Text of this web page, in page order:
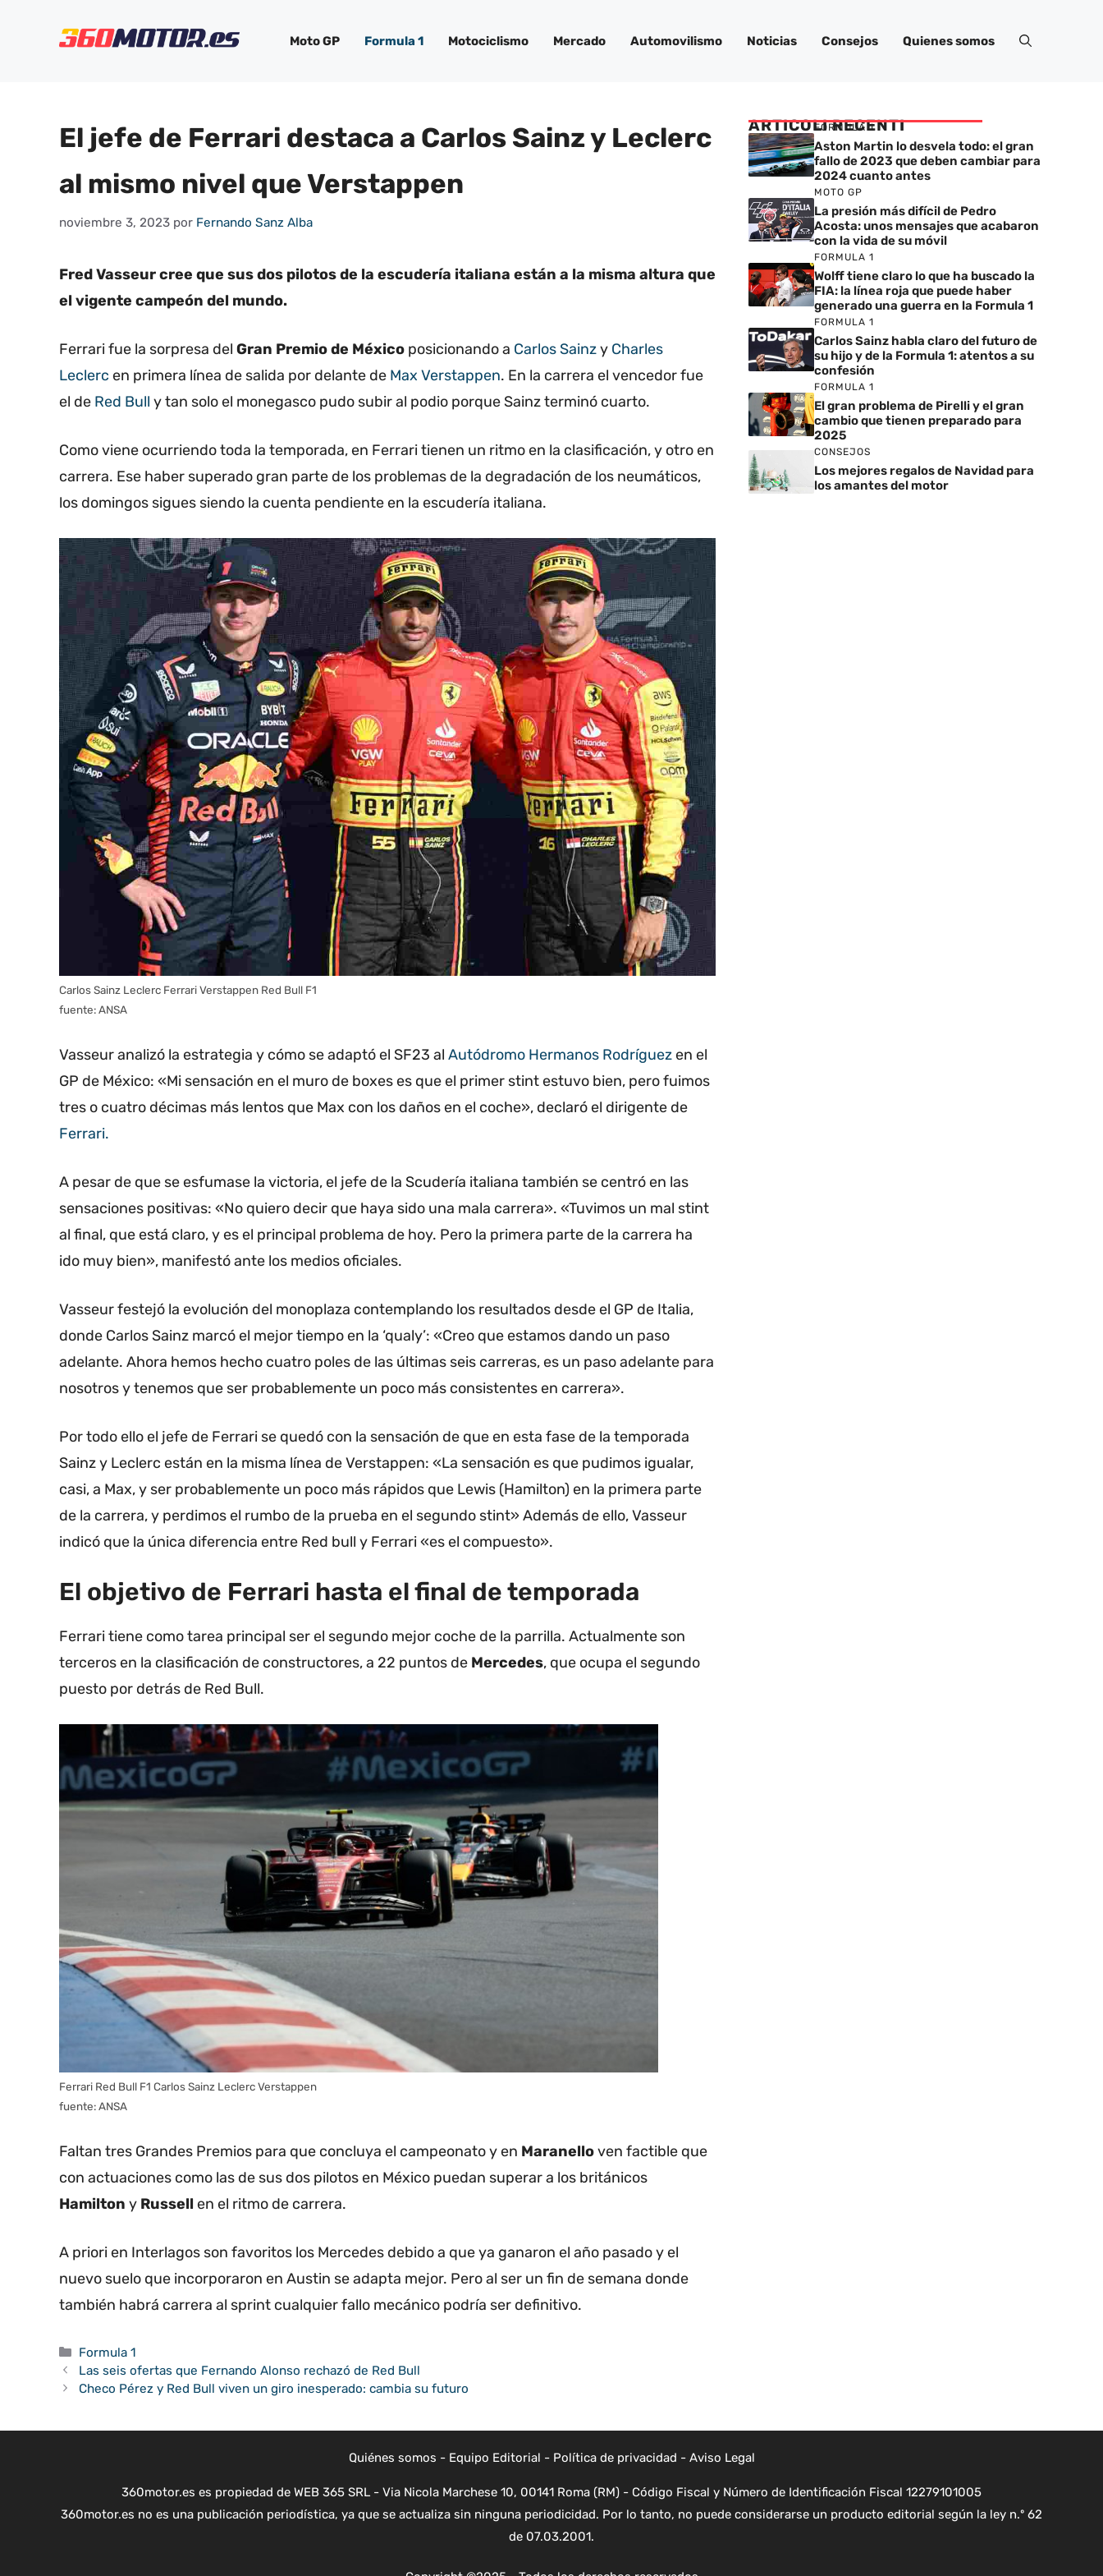
Moto GP Formula 1 Motociclismo Mercado Automovilismo Noticias Consejos Quienes somos
El jefe de Ferrari destaca a Carlos Sainz y Leclerc
al mismo nivel que Verstappen
noviembre 3, 2023 por Fernando Sanz Alba
Fred Vasseur cree que sus dos pilotos de la escudería italiana están a la misma altura que
el vigente campeón del mundo.
Ferrari fue la sorpresa del Gran Premio de México posicionando a Carlos Sainzy Charles
Leclerc en primera línea de salida por delante de Max Verstappen. En la carrera el vencedor fue
el de Red Bull y tan solo el monegasco pudo subir al podio porque Sainz terminó cuarto.
Como viene ocurriendo toda la temporada, en Ferrari tienen un ritmo en la clasificación, y otro en
carrera. Ese haber superado gran parte de los problemas de la degradación de los neumáticos,
los domingos sigues siendo la cuenta pendiente en la escudería italiana.
Carlos Sainz Leclerc Ferrari Verstappen Red Bull F1
fuente: ANSA
Vasseur analizó la estrategia y cómo se adaptó el SF23 al Autódromo Hermanos Rodríguezen el
GP de México: «Mi sensación en el muro de boxes es que el primer stint estuvo bien, pero fuimos
tres o cuatro décimas más lentos que Max con los daños en el coche», declaró el dirigente de
Ferrari.
A pesar de que se esfumase la victoria, el jefe de la Scudería italiana también se centró en las
sensaciones positivas: «No quiero decir que haya sido una mala carrera». «Tuvimos un mal stint
al final, que está claro, y es el principal problema de hoy. Pero la primera parte de la carrera ha
ido muy bien», manifestó ante los medios oficiales.
Vasseur festejó la evolución del monoplaza contemplando los resultados desde el GP de Italia,
donde Carlos Sainz marcó el mejor tiempo en la ‘qualy’: «Creo que estamos dando un paso
adelante. Ahora hemos hecho cuatro poles de las últimas seis carreras, es un paso adelante para
nosotros y tenemos que ser probablemente un poco más consistentes en carrera».
Por todo ello el jefe de Ferrari se quedó con la sensación de que en esta fase de la temporada
Sainz y Leclerc están en la misma línea de Verstappen: «La sensación es que pudimos igualar,
casi, a Max, y ser probablemente un poco más rápidos que Lewis (Hamilton) en la primera parte
de la carrera, y perdimos el rumbo de la prueba en el segundo stint» Además de ello, Vasseur
indicó que la única diferencia entre Red bull y Ferrari «es el compuesto».
El objetivo de Ferrari hasta el final de temporada
Ferrari tiene como tarea principal ser el segundo mejor coche de la parrilla. Actualmente son
terceros en la clasificación de constructores, a 22 puntos de Mercedes, que ocupa el segundo
puesto por detrás de Red Bull.
Ferrari Red Bull F1 Carlos Sainz Leclerc Verstappen
fuente: ANSA
Faltan tres Grandes Premios para que concluya el campeonato y en Maranelloven factible que
con actuaciones como las de sus dos pilotos en México puedan superar a los británicos
Hamilton y Russell en el ritmo de carrera.
A priori en Interlagos son favoritos los Mercedes debido a que ya ganaron el año pasado y el
nuevo suelo que incorporaron en Austin se adapta mejor. Pero al ser un fin de semana donde
también habrá carrera al sprint cualquier fallo mecánico podría ser definitivo.
Categorías
Formula 1
Las seis ofertas que Fernando Alonso rechazó de Red Bull
Checo Pérez y Red Bull viven un giro inesperado: cambia su futuro
ARTICOLI RECENTI
FORMULA 1
Aston Martin lo desvela todo: el gran
fallo de 2023 que deben cambiar para
2024 cuanto antes
MOTO GP
La presión más difícil de Pedro
Acosta: unos mensajes que acabaron
con la vida de su móvil
FORMULA 1
Wolff tiene claro lo que ha buscado la
FIA: la línea roja que puede haber
generado una guerra en la Formula 1
FORMULA 1
Carlos Sainz habla claro del futuro de
su hijo y de la Formula 1: atentos a su
confesión
FORMULA 1
El gran problema de Pirelli y el gran
cambio que tienen preparado para
2025
CONSEJOS
Los mejores regalos de Navidad para
los amantes del motor
Quiénes somos - Equipo Editorial - Política de privacidad - Aviso Legal
360motor.es es propiedad de WEB 365 SRL - Via Nicola Marchese 10, 00141 Roma (RM) - Código Fiscal y Número de Identificación Fiscal 12279101005
360motor.es no es una publicación periodística, ya que se actualiza sin ninguna periodicidad. Por lo tanto, no puede considerarse un producto editorial según la ley n.º 62
de 07.03.2001.